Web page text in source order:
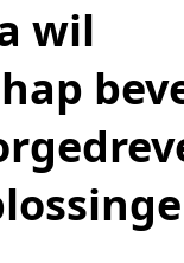
wil